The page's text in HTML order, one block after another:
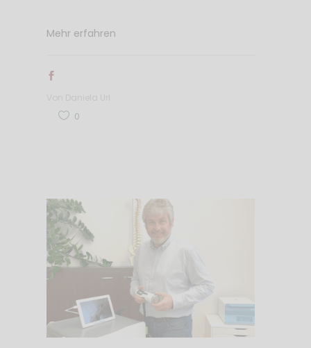
Mehr erfahren
0